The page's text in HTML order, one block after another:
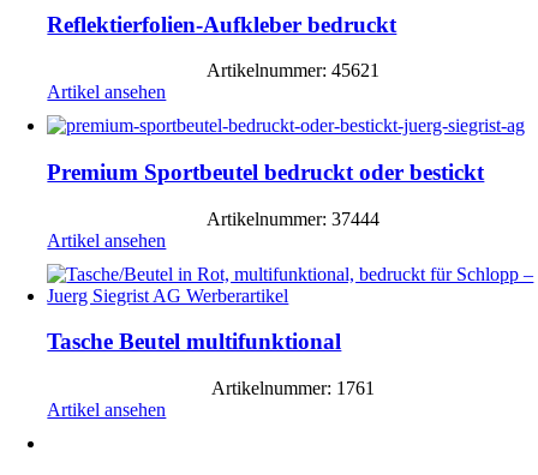
Reflektierfolien-Aufkleber bedruckt
Artikelnummer: 45621
Artikel ansehen
Premium Sportbeutel bedruckt oder bestickt
Artikelnummer: 37444
Artikel ansehen
Tasche Beutel multifunktional
Artikelnummer: 1761
Artikel ansehen